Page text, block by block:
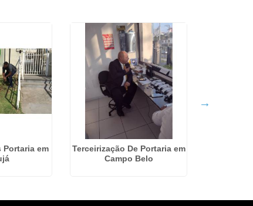
Portaria em
Terceirização De Portaria em
Campo Belo